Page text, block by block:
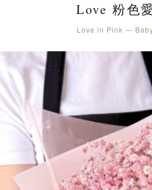
Love 粉色
Love in Pink —